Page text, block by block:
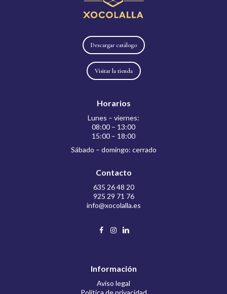
Descargar catálogo
Visitar la tienda
Horarios
Lunes – viernes:
08:00 – 13:00
15:00 – 18:00
Sábado – domingo: cerrado
Contacto
635 26 48 20
925 29 71 76
info@xocolalla.es
Información
Aviso legal